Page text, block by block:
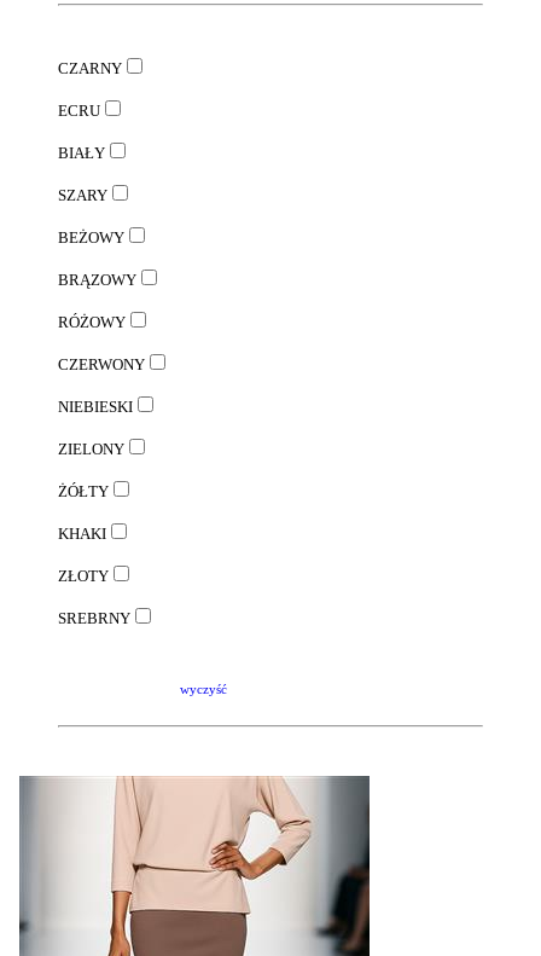
CZARNY
ECRU
BIAŁY
SZARY
BEŻOWY
BRĄZOWY
RÓŻOWY
CZERWONY
NIEBIESKI
ZIELONY
ŻÓŁTY
KHAKI
ZŁOTY
SREBRNY
wyczyść